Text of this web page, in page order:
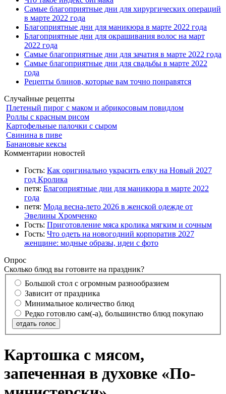
Самые благоприятные дни для хирургических операций
в марте 2022 года
Благоприятные дни для маникюра в марте 2022 года
Благоприятные дни для окрашивания волос на март
2022 года
Самые благоприятные дни для зачатия в марте 2022 года
Самые благоприятные дни для свадьбы в марте 2022
года
Рецепты блинов, которые вам точно понравятся
Случайные рецепты
Плетеный пирог с маком и абрикосовым повидлом
Роллы с красным рисом
Картофельные палочки с сыром
Свинина в пиве
Банановые кексы
Комментарии новостей
Гость: Как оригинально украсить елку на Новый 2027
год Кролика
петя: Благоприятные дни для маникюра в марте 2022
года
петя: Мода весна-лето 2026 в женской одежде от
Эвелины Хромченко
Гость: Приготовление мяса кролика мягким и сочным
Гость: Что одеть на новогодний корпоратив 2027
женщине: модные образы, идеи с фото
Опрос
Сколько блюд вы готовите на праздник?
Большой стол с огромным разнообразием
Зависит от праздника
Минимальное количество блюд
Редко готовлю сам(-а), большинство блюд покупаю
отдать голос
Картошка с мясом,
запеченная в духовке «По-